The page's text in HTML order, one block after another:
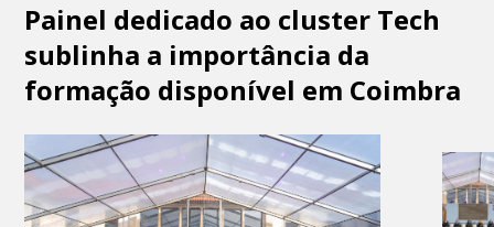
Painel dedicado ao cluster Tech
sublinha a importância da
formação disponível em Coimbra